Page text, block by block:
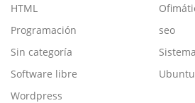
HTML
Programación
seo
Sin categoría
Software libre
Ubuntu
Wordpress